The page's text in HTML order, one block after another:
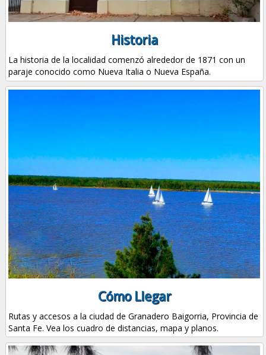
Historia
La historia de la localidad comenzó alrededor de 1871 con un
paraje conocido como Nueva Italia o Nueva España.
Cómo Llegar
Rutas y accesos a la ciudad de Granadero Baigorria, Provincia de
Santa Fe. Vea los cuadro de distancias, mapa y planos.